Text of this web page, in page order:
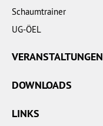
Schaumtrainer
UG-ÖEL
VERANSTALTUNGEN
DOWNLOADS
LINKS